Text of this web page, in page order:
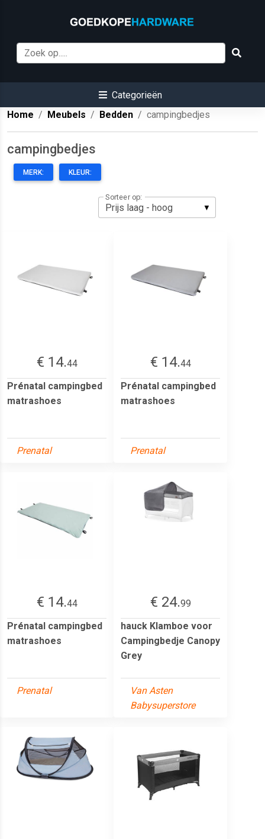
Categorieën
Home
Meubels Bedden campingbedjes
campingbedjes
MERK: KLEUR:
Sorteer op:
€ 14.44
Prénatal campingbed
matrashoes
Prenatal
€ 14.44
Prénatal campingbed
matrashoes
Prenatal
€ 14.44
Prénatal campingbed
matrashoes
Prenatal
€ 24.99
hauck Klamboe voor
Campingbedje Canopy
Grey
Van Asten
Babysuperstore